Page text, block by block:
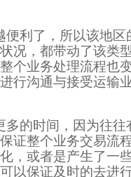
利了，所以该地区
况，都带动了该类
个业务处理流程也
行沟通与接受运输
的时间，因为往往
证整个业务交易流
，或者是产生了一
以保证及时的去进